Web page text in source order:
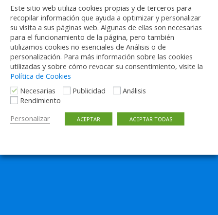
Conductores voluntarios para llegar al
Infanta Leonor, la Clínica Navarra y el 12 de
Octubre
8 RESPUESTAS
Móvil Escritorio
Este sitio web utiliza cookies propias y de terceros para
recopilar información que ayuda a optimizar y personalizar
su visita a sus páginas web. Algunas de ellas son necesarias
para el funcionamiento de la página, pero también
utilizamos cookies no esenciales de Análisis o de
personalización. Para más información sobre las cookies
utilizadas y sobre cómo revocar su consentimiento, visite la
Política de Cookies
Necesarias
Publicidad
Análisis
Rendimiento
Personalizar
ACEPTAR ACEPTAR TODAS